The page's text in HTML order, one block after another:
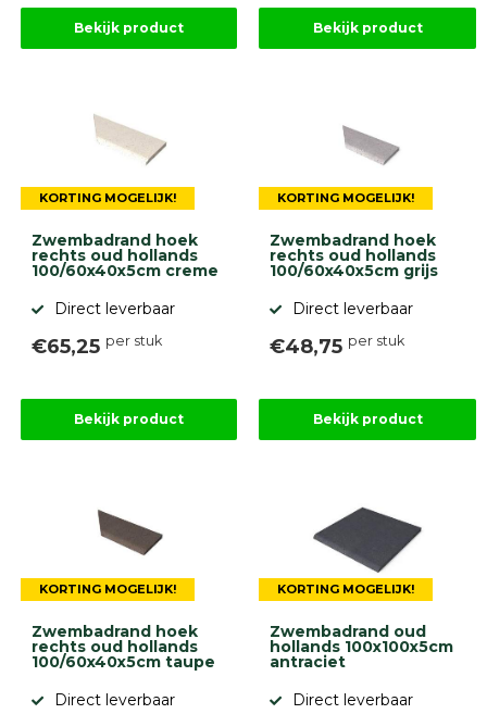
Bekijk product Bekijk product
KORTING MOGELIJK!
Zwembadrand hoek
rechts oud hollands
100/60x40x5cm creme
Direct leverbaar
€65,25 per stuk
Bekijk product
KORTING MOGELIJK!
Zwembadrand hoek
rechts oud hollands
100/60x40x5cm grijs
Direct leverbaar
€48,75 per stuk
Bekijk product
KORTING MOGELIJK!
Zwembadrand hoek
rechts oud hollands
100/60x40x5cm taupe
Direct leverbaar
KORTING MOGELIJK!
Zwembadrand oud
hollands 100x100x5cm
antraciet
Direct leverbaar